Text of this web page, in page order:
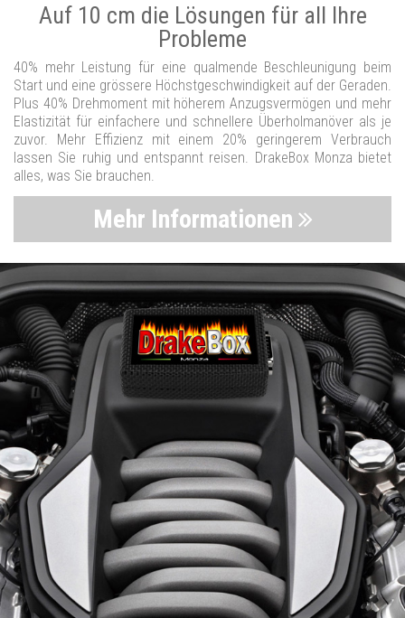
Auf 10 cm die Lösungen für all Ihre
Probleme
40% mehr Leistung für eine qualmende Beschleunigung beim
Start und eine grössere Höchstgeschwindigkeit auf der Geraden.
Plus 40% Drehmoment mit höherem Anzugsvermögen und mehr
Elastizität für einfachere und schnellere Überholmanöver als je
zuvor. Mehr Effizienz mit einem 20% geringerem Verbrauch
lassen Sie ruhig und entspannt reisen. DrakeBox Monza bietet
alles, was Sie brauchen.
Mehr Informationen